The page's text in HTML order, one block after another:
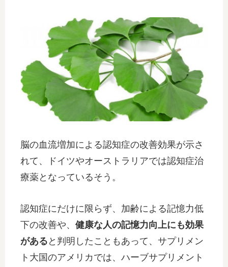
脳の血流増加による認知症の改善効果が示さ
れて、ドイツやオーストラリアでは認知症治
療薬となっているそう。
認知症にだけに限らず、加齢による記憶力低
下の改善や、 健康な人の記憶力向上にも効果
がある と判明したこともあって、サプリメン
ト大国のアメリカでは、ハーブサプリメント